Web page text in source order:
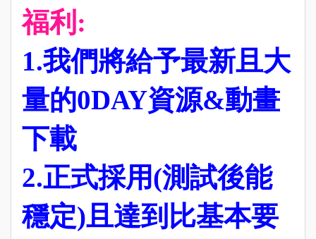
福利:
1.我們將給予最新且大
量的0DAY資源&動畫
下載
2.正式採用(測試後能
穩定)且達到比基本要